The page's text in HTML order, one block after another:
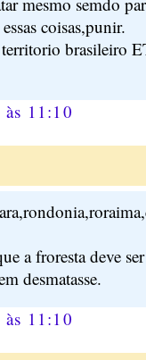
coisas,punir.
brasileiro
11:10
a froresta deve
desmatasse.
11:10